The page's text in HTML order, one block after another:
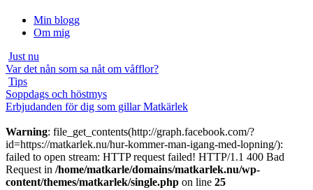
Min blogg
Om mig
Just nu
Var det nån som sa nåt om våfflor?
Tips
Soppdags och höstmys
Erbjudanden för dig som gillar Matkärlek
Warning: file_get_contents(http://graph.facebook.com/?
id=https://matkarlek.nu/hur-kommer-man-igang-med-lopning/):
failed to open stream: HTTP request failed! HTTP/1.1 400 Bad
Request in /home/matkarle/domains/matkarlek.nu/wp-
content/themes/matkarlek/single.php on line 25